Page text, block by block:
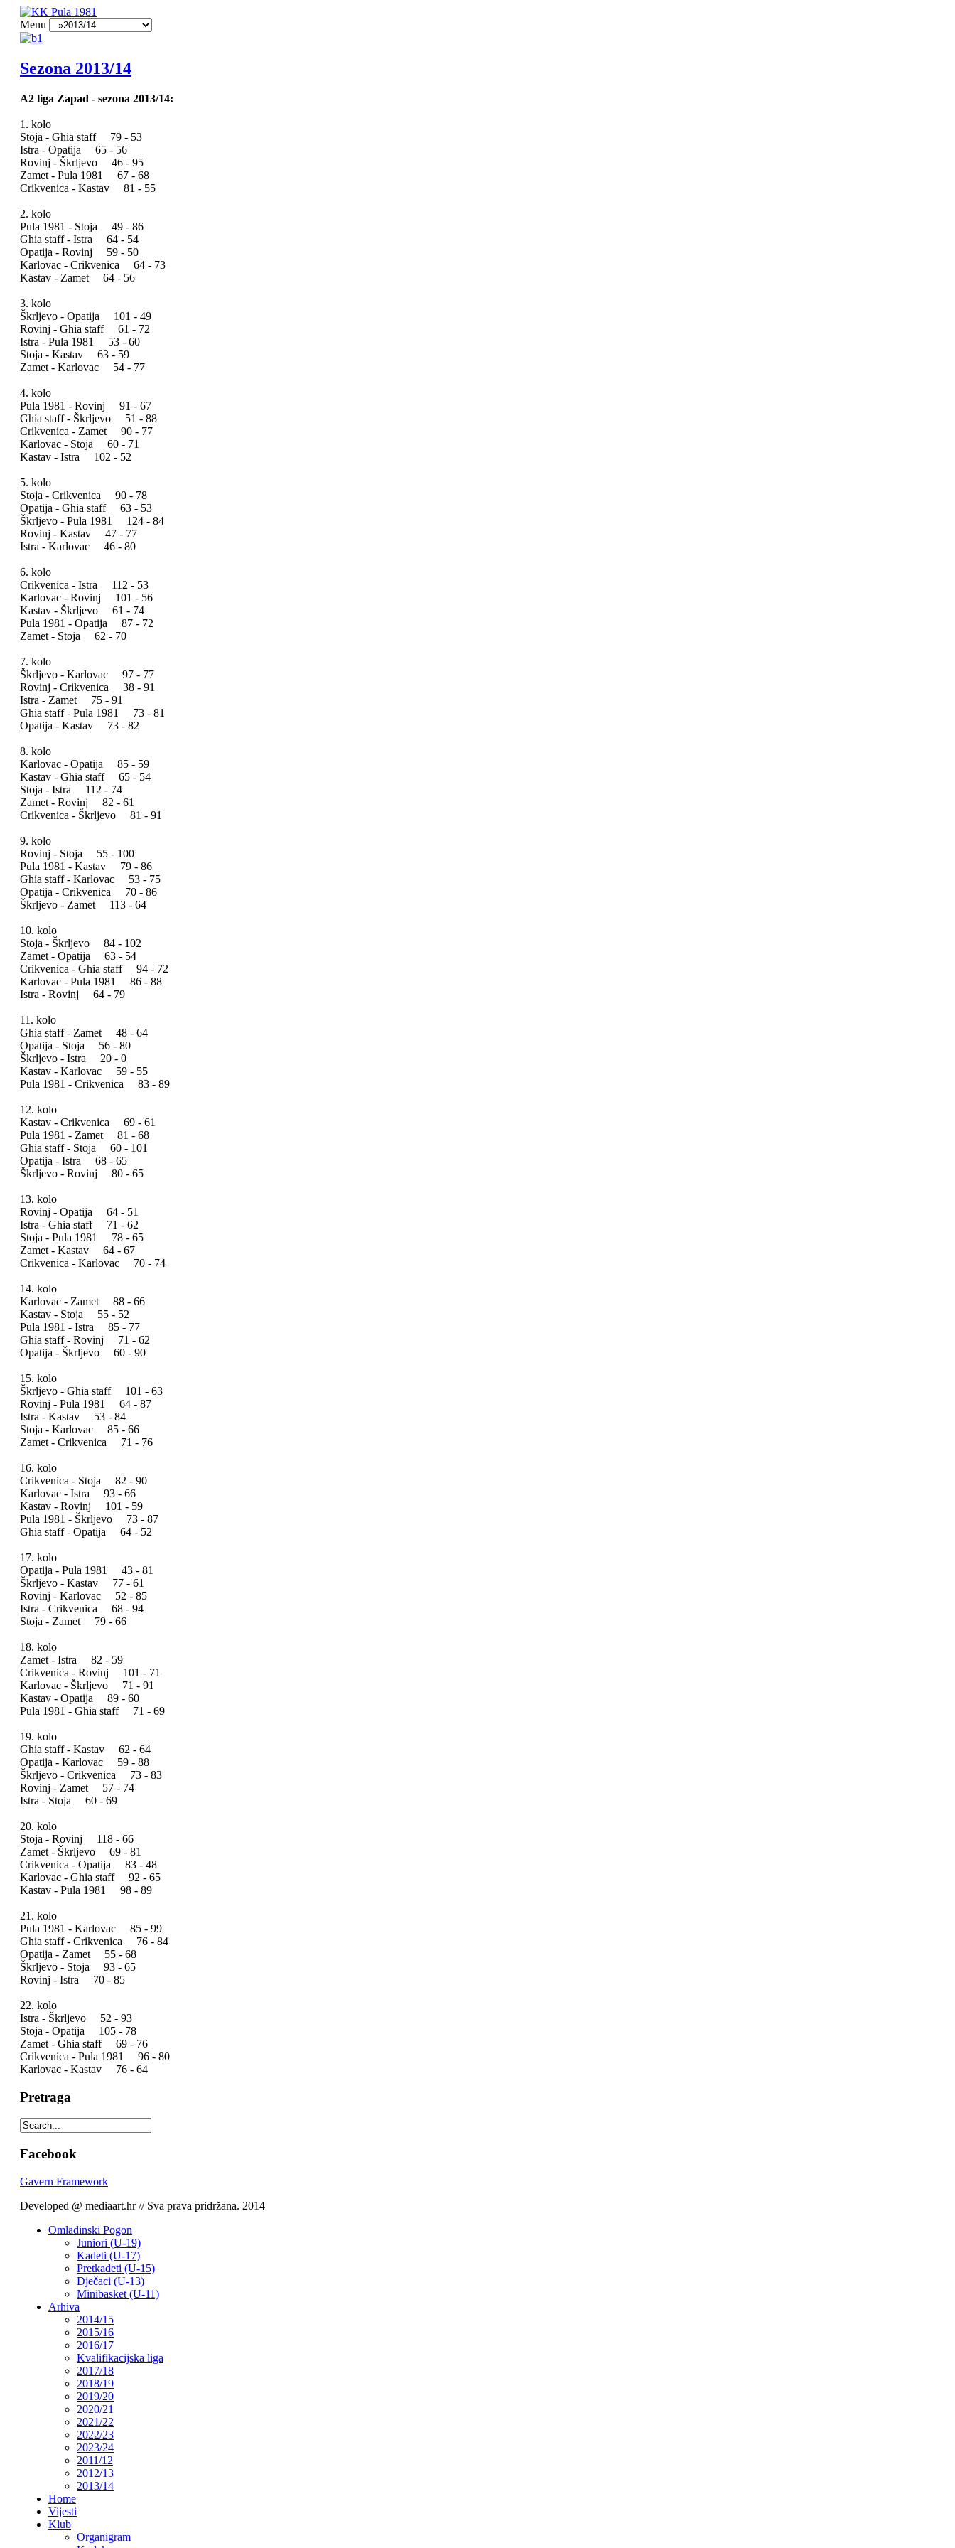
Menu
Sezona 2013/14
A2 liga Zapad - sezona 2013/14:
1. kolo
Stoja - Ghia staff 79 - 53
Istra - Opatija 65 - 56
Rovinj - Škrljevo 46 - 95
Zamet - Pula 1981 67 - 68
Crikvenica - Kastav 81 - 55
2. kolo
Pula 1981 - Stoja 49 - 86
Ghia staff - Istra 64 - 54
Opatija - Rovinj 59 - 50
Karlovac - Crikvenica 64 - 73
Kastav - Zamet 64 - 56
3. kolo
Škrljevo - Opatija 101 - 49
Rovinj - Ghia staff 61 - 72
Istra - Pula 1981 53 - 60
Stoja - Kastav 63 - 59
Zamet - Karlovac 54 - 77
4. kolo
Pula 1981 - Rovinj 91 - 67
Ghia staff - Škrljevo 51 - 88
Crikvenica - Zamet 90 - 77
Karlovac - Stoja 60 - 71
Kastav - Istra 102 - 52
5. kolo
Stoja - Crikvenica 90 - 78
Opatija - Ghia staff 63 - 53
Škrljevo - Pula 1981 124 - 84
Rovinj - Kastav 47 - 77
Istra - Karlovac 46 - 80
6. kolo
Crikvenica - Istra 112 - 53
Karlovac - Rovinj 101 - 56
Kastav - Škrljevo 61 - 74
Pula 1981 - Opatija 87 - 72
Zamet - Stoja 62 - 70
7. kolo
Škrljevo - Karlovac 97 - 77
Rovinj - Crikvenica 38 - 91
Istra - Zamet 75 - 91
Ghia staff - Pula 1981 73 - 81
Opatija - Kastav 73 - 82
8. kolo
Karlovac - Opatija 85 - 59
Kastav - Ghia staff 65 - 54
Stoja - Istra 112 - 74
Zamet - Rovinj 82 - 61
Crikvenica - Škrljevo 81 - 91
9. kolo
Rovinj - Stoja 55 - 100
Pula 1981 - Kastav 79 - 86
Ghia staff - Karlovac 53 - 75
Opatija - Crikvenica 70 - 86
Škrljevo - Zamet 113 - 64
10. kolo
Stoja - Škrljevo 84 - 102
Zamet - Opatija 63 - 54
Crikvenica - Ghia staff 94 - 72
Karlovac - Pula 1981 86 - 88
Istra - Rovinj 64 - 79
11. kolo
Ghia staff - Zamet 48 - 64
Opatija - Stoja 56 - 80
Škrljevo - Istra 20 - 0
Kastav - Karlovac 59 - 55
Pula 1981 - Crikvenica 83 - 89
12. kolo
Kastav - Crikvenica 69 - 61
Pula 1981 - Zamet 81 - 68
Ghia staff - Stoja 60 - 101
Opatija - Istra 68 - 65
Škrljevo - Rovinj 80 - 65
13. kolo
Rovinj - Opatija 64 - 51
Istra - Ghia staff 71 - 62
Stoja - Pula 1981 78 - 65
Zamet - Kastav 64 - 67
Crikvenica - Karlovac 70 - 74
14. kolo
Karlovac - Zamet 88 - 66
Kastav - Stoja 55 - 52
Pula 1981 - Istra 85 - 77
Ghia staff - Rovinj 71 - 62
Opatija - Škrljevo 60 - 90
15. kolo
Škrljevo - Ghia staff 101 - 63
Rovinj - Pula 1981 64 - 87
Istra - Kastav 53 - 84
Stoja - Karlovac 85 - 66
Zamet - Crikvenica 71 - 76
16. kolo
Crikvenica - Stoja 82 - 90
Karlovac - Istra 93 - 66
Kastav - Rovinj 101 - 59
Pula 1981 - Škrljevo 73 - 87
Ghia staff - Opatija 64 - 52
17. kolo
Opatija - Pula 1981 43 - 81
Škrljevo - Kastav 77 - 61
Rovinj - Karlovac 52 - 85
Istra - Crikvenica 68 - 94
Stoja - Zamet 79 - 66
18. kolo
Zamet - Istra 82 - 59
Crikvenica - Rovinj 101 - 71
Karlovac - Škrljevo 71 - 91
Kastav - Opatija 89 - 60
Pula 1981 - Ghia staff 71 - 69
19. kolo
Ghia staff - Kastav 62 - 64
Opatija - Karlovac 59 - 88
Škrljevo - Crikvenica 73 - 83
Rovinj - Zamet 57 - 74
Istra - Stoja 60 - 69
20. kolo
Stoja - Rovinj 118 - 66
Zamet - Škrljevo 69 - 81
Crikvenica - Opatija 83 - 48
Karlovac - Ghia staff 92 - 65
Kastav - Pula 1981 98 - 89
21. kolo
Pula 1981 - Karlovac 85 - 99
Ghia staff - Crikvenica 76 - 84
Opatija - Zamet 55 - 68
Škrljevo - Stoja 93 - 65
Rovinj - Istra 70 - 85
22. kolo
Istra - Škrljevo 52 - 93
Stoja - Opatija 105 - 78
Zamet - Ghia staff 69 - 76
Crikvenica - Pula 1981 96 - 80
Karlovac - Kastav 76 - 64
Pretraga
Facebook
Gavern Framework
Developed @ mediaart.hr // Sva prava pridržana. 2014
Omladinski Pogon
Juniori (U-19)
Kadeti (U-17)
Pretkadeti (U-15)
Dječaci (U-13)
Minibasket (U-11)
Arhiva
2014/15
2015/16
2016/17
Kvalifikacijska liga
2017/18
2018/19
2019/20
2020/21
2021/22
2022/23
2023/24
2011/12
2012/13
2013/14
Home
Vijesti
Klub
Organigram